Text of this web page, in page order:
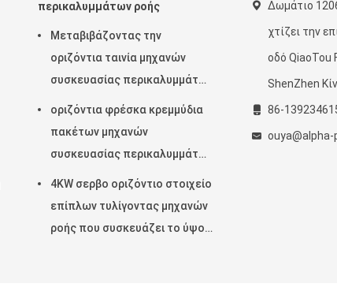
περικαλυμμάτων ροής
Μεταβιβάζοντας την
οριζόντια ταινία μηχανών
συσκευασίας περικαλυμμάτων
ροής 220V στο κατώτατο
σημείο 450mm πλάτος ταινιών
οριζόντια φρέσκα κρεμμύδια
πακέτων μηχανών
συσκευασίας περικαλυμμάτων
ροής 150pcs/Min KOP
4KW σερβο οριζόντιο στοιχείο
επίπλων τυλίγοντας μηχανών
ροής που συσκευάζει το ύψος
Δωμάτιο
χτίζει την
οδό QiaoTou
ShenZhen
86-